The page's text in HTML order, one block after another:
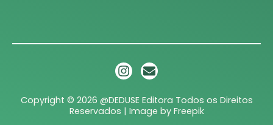
Copyright © 2026 @DEDUSE Editora Todos os Direitos
Reservados | Image by Freepik